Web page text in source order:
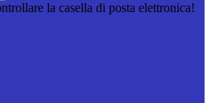
la casella di posta elettronica!